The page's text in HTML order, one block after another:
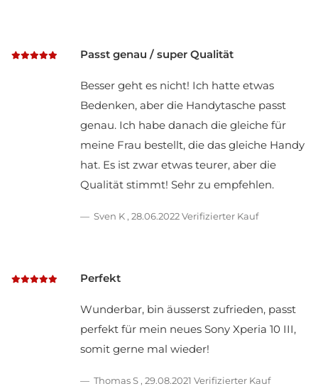
Passt genau / super Qualität
Besser geht es nicht! Ich hatte etwas
Bedenken, aber die Handytasche passt
genau. Ich habe danach die gleiche für
meine Frau bestellt, die das gleiche Handy
hat. Es ist zwar etwas teurer, aber die
Qualität stimmt! Sehr zu empfehlen.
Sven K , 28.06.2022Verifizierter Kauf
Perfekt
Wunderbar, bin äusserst zufrieden, passt
perfekt für mein neues Sony Xperia 10 III,
somit gerne mal wieder!
Thomas S , 29.08.2021 Verifizierter Kauf